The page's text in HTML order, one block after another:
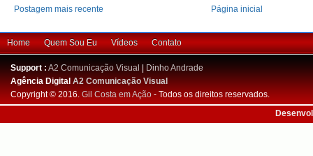
Postagem mais recente Página inicial
Home Quem Sou Eu Vídeos Contato
Support : A2 Comunicação Visual | Dinho Andrade
Agência DigitalA2 Comunicação Visual
Copyright © 2016. Gil Costa em Ação - Todos os direitos reservados.